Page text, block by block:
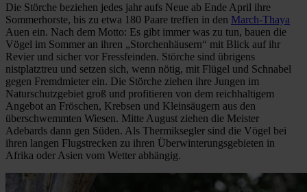
Die Störche beziehen jedes jahr aufs Neue ab Ende April ihre
Sommerhorste, bis zu etwa 180 Paare treffen in den March-Thaya
Auen ein. Nach dem Motto: Es gibt immer was zu tun, bauen die
Vögel im Sommer an ihren „Storchenhäusern“ mit Blick auf ihr
Revier und sicher vor Fressfeinden. Störche sind übrigens
nistplatztreu und setzen sich, wenn nötig, mit Flügel und Schnabel
gegen Fremdmieter ein. Die Störche ziehen ihre Jungen im
Naturschutzgebiet groß und profitieren von dem reichhaltigem
Angebot an Fröschen, Krebsen und Kleinsäugern aus den
überschwemmten Wiesen. Mitte August ziehen die Meister
Adebards dann gen Süden. Als Thermiksegler sind die Vögel bei
ihren langen Flugstrecken zu ihren Überwinterungsgebieten in
Afrika oder Asien vom Wetter abhängig.